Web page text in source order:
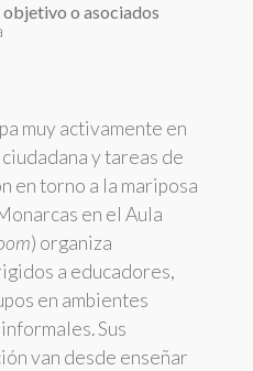
o asociados
muy activamente en
y tareas de
en torno a la mariposa
en el Aula
) organiza
a educadores,
en ambientes
Sus
van desde enseñar